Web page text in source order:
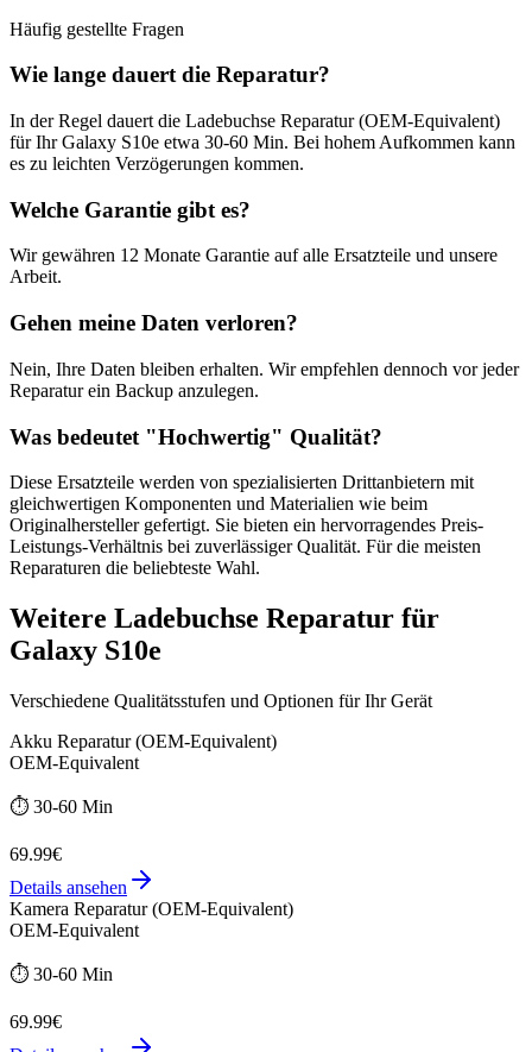
Häufig gestellte Fragen
Wie lange dauert die Reparatur?
In der Regel dauert die Ladebuchse Reparatur (OEM-Equivalent)
für IhrGalaxy S10e etwa 30-60 Min. Bei hohem Aufkommen kann
es zu leichten Verzögerungen kommen.
Welche Garantie gibt es?
Wir gewähren 12 Monate Garantie auf alle Ersatzteile und unsere
Arbeit.
Gehen meine Daten verloren?
Nein, Ihre Daten bleiben erhalten. Wir empfehlen dennoch vor jeder
Reparatur ein Backup anzulegen.
Was bedeutet "Hochwertig" Qualität?
Diese Ersatzteile werden von spezialisierten Drittanbietern mit
gleichwertigen Komponenten und Materialien wie beim
Originalhersteller gefertigt. Sie bieten ein hervorragendes Preis-
Leistungs-Verhältnis bei zuverlässiger Qualität. Für die meisten
Reparaturen die beliebteste Wahl.
Weitere Ladebuchse Reparatur für
Galaxy S10e
Verschiedene Qualitätsstufen und Optionen für Ihr Gerät
Akku Reparatur (OEM-Equivalent)
OEM-Equivalent
⏱️ 30-60 Min
69.99€
Details ansehen
Kamera Reparatur (OEM-Equivalent)
OEM-Equivalent
⏱️ 30-60 Min
69.99€